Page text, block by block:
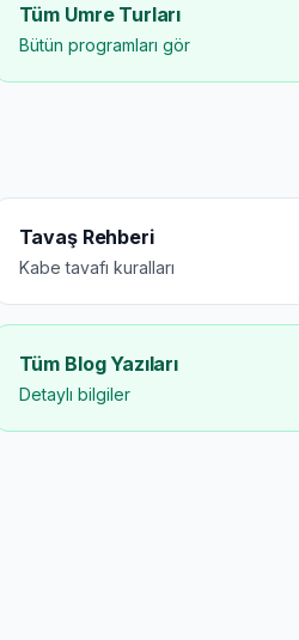
Tüm Umre Turları
Bütün programları gör
Tavaş Rehberi
Kabe tavafı kuralları
Tüm Blog Yazıları
Detaylı bilgiler